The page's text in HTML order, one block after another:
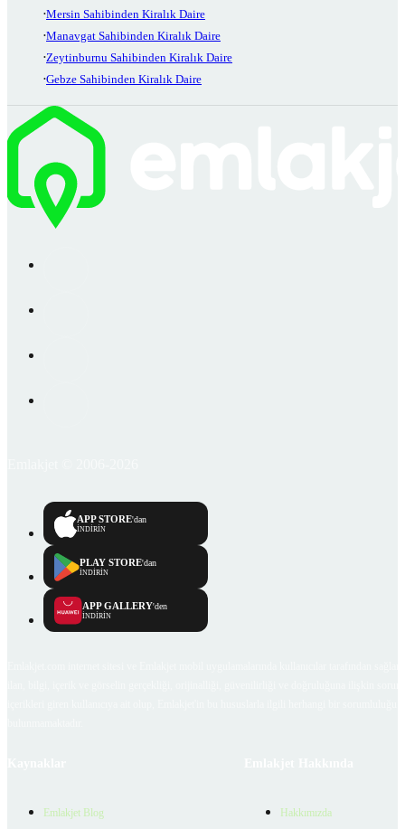
Mersin Sahibinden Kiralık Daire
Manavgat Sahibinden Kiralık Daire
Zeytinburnu Sahibinden Kiralık Daire
Gebze Sahibinden Kiralık Daire
APP STORE'dan
İNDİRİN
PLAY STORE'dan
İNDİRİN
APP GALLERY'den
İNDİRİN
Emlakjet Blog Hakkımızda